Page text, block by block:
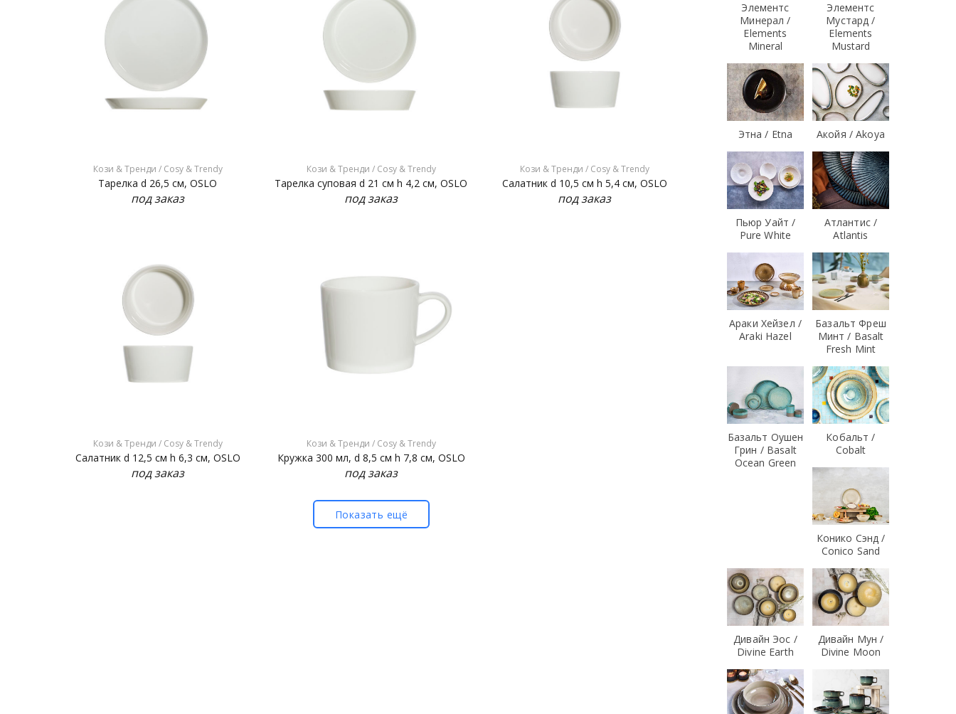
Элементс
Минерал /
Elements
Mineral
Элементс
Мустард /
Elements
Mustard
Этна / Etna Акойя / Akoya
Пьюр Уайт /
Pure White
Атлантис /
Atlantis
Араки Хейзел /
Araki Hazel
Базальт Фреш
Минт / Basalt
Fresh Mint
Базальт Оушен
Грин / Basalt
Ocean Green
Кобальт /
Cobalt
Конико Сэнд /
Conico Sand
Дивайн Эос /
Divine Earth
Дивайн Мун /
Divine Moon
Кози & Тренди / Cosy & Trendy
Тарелка d 26,5 см, OSLO
под заказ
Кози & Тренди / Cosy & Trendy
Тарелка суповая d 21 см h 4,2 см, OSLO
под заказ
Кози & Тренди / Cosy & Trendy
Салатник d 10,5 см h 5,4 см, OSLO
под заказ
Кози & Тренди / Cosy & Trendy
Салатник d 12,5 см h 6,3 см, OSLO
под заказ
Кози & Тренди / Cosy & Trendy
Кружка 300 мл, d 8,5 см h 7,8 см, OSLO
под заказ
Показать ещё